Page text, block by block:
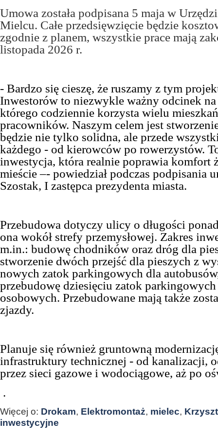
Umowa została podpisana 5 maja w
Mielcu. Całe przedsięwzięcie będzie
zgodnie z planem, wszystkie prace mają
listopada 2026 r.
- Bardzo się cieszę, że ruszamy z tym
Inwestorów to niezwykle ważny odcinek
którego codziennie korzysta wielu
pracowników. Naszym celem jest
będzie nie tylko solidna, ale przede
każdego - od kierowców po rowerzystów.
inwestycja, która realnie poprawia komfort
mieście –- powiedział podczas podpisania
Szostak, I zastępca prezydenta miasta.
Przebudowa dotyczy ulicy o długości
ona wokół strefy przemysłowej. Zakres
m.in.: budowę chodników oraz dróg dla
stworzenie dwóch przejść dla pieszych z
nowych zatok parkingowych dla
przebudowę dziesięciu zatok
osobowych. Przebudowane mają także
zjazdy.
Planuje się również gruntowną
infrastruktury technicznej - od kanalizacji,
przez sieci gazowe i wodociągowe, aż po
.
Więcej o: Drokam, Elektromontaż, mielec,
inwestycyjne